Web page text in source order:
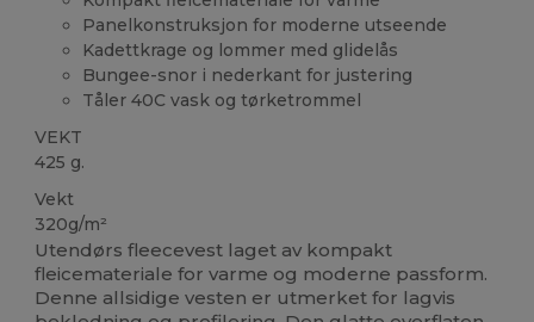
Panelkonstruksjon for moderne utseende
Kadettkrage og lommer med glidelås
Bungee-snor i nederkant for justering
Tåler 40C vask og tørketrommel
VEKT
425 g.
Vekt
320g/m²
Utendørs fleecevest laget av kompakt
fleicemateriale for varme og moderne passform.
Denne allsidige vesten er utmerket for lagvis